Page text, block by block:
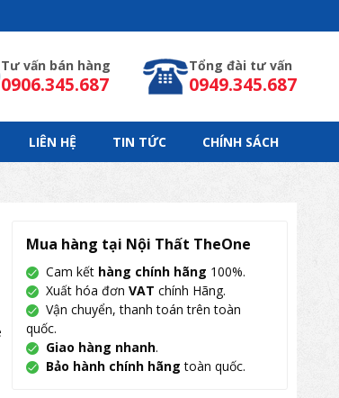
Tư vấn bán hàng
0906.345.687
Tổng đài tư vấn
0949.345.687
LIÊN HỆ TIN TỨC
CHÍNH SÁCH
Mua hàng tại Nội Thất TheOne
Cam kết hàng chính hãng 100%.
Xuất hóa đơn VAT chính Hãng.
Vận chuyển, thanh toán trên toàn
quốc.
Giao hàng nhanh.
Bảo hành chính hãng toàn quốc.